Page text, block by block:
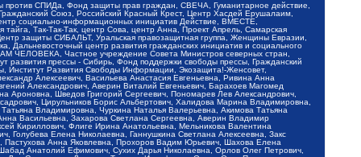
СПИДа, Фонд защиты прав граждан, СВЕЧА, Гуманитарное действие,
Союз, Российский Красный Крест, Центр Хасдей Ерушалаим,
социально-информационных инициатив Действие, ВМЕСТЕ,
Так-Так-Так, центр Сова, центр Анна, Проект Апрель, Самарская
защиты СИБАЛЬТ, Уральская правозащитная группа, Женщины Евразии,
Дальневосточный центр развития гражданских инициатив и социального
ЧЕЛОВЕКА, Частное учреждение Совета Министров северных стран,
прессы - Сибирь, Фонд поддержки свободы прессы, Гражданский
Институт Развития Свободы Информации, Экозащита!-Женсовет,
Алексеевич, Васильева Анастасия Евгеньевна, Ривина Анна
Александрович, Аверин Виталий Евгеньевич, Барахоев Магомед
Шведов Григорий Сергеевич, Пономарев Лев Александрович,
Цирульников Борис Альбертович, Халидова Марина Владимировна,
Владимировна, Чуркина Наталья Валерьевна, Акимова Татьяна
Васильевна, Захарова Светлана Сергеевна, Аверин Владимир
Кириллович, Флиге Ирина Анатольевна, Мельникова Валентина
Елена Николаевна, Ганнушкина Светлана Алексеевна, Закс
Анна Яковлевна, Прохоров Вадим Юрьевич, Шахова Елена
Анатолий Ефимович, Сухих Дарья Николаевна, Орлов Олег Петрович,